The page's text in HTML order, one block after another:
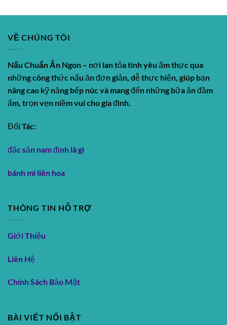
VỀ CHÚNG TÔI
Nấu Chuẩn Ăn Ngon – nơi lan tỏa tình yêu ẩm thực qua
những công thức nấu ăn đơn giản, dễ thực hiện, giúp bạn
nâng cao kỹ năng bếp núc và mang đến những bữa ăn đầm
ấm, trọn vẹn niềm vui cho gia đình.
Đối Tác:
đặc sản nam định là gì
bánh mì liên hoa
THÔNG TIN HỖ TRỢ
Giới Thiệu
Liên Hệ
Chính Sách Bảo Mật
BÀI VIẾT NỔI BẬT